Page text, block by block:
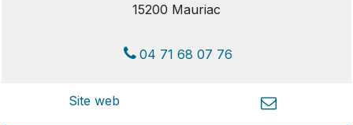
15200 Mauriac
04 71 68 07 76